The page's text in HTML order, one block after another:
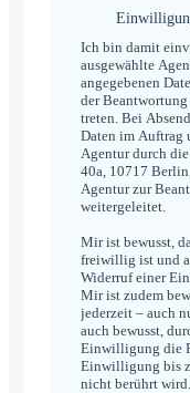
Ich bin damit
ausgewählte
angegebenen
der
treten. Bei
Daten im Auftrag
Agentur durch
40a, 10717
Agentur zur
weitergeleitet.
Mir ist bewusst,
freiwillig ist und
Widerruf einer
Mir ist zudem
jederzeit – auch
auch bewusst,
Einwilligung die
Einwilligung bis
nicht berührt wird.